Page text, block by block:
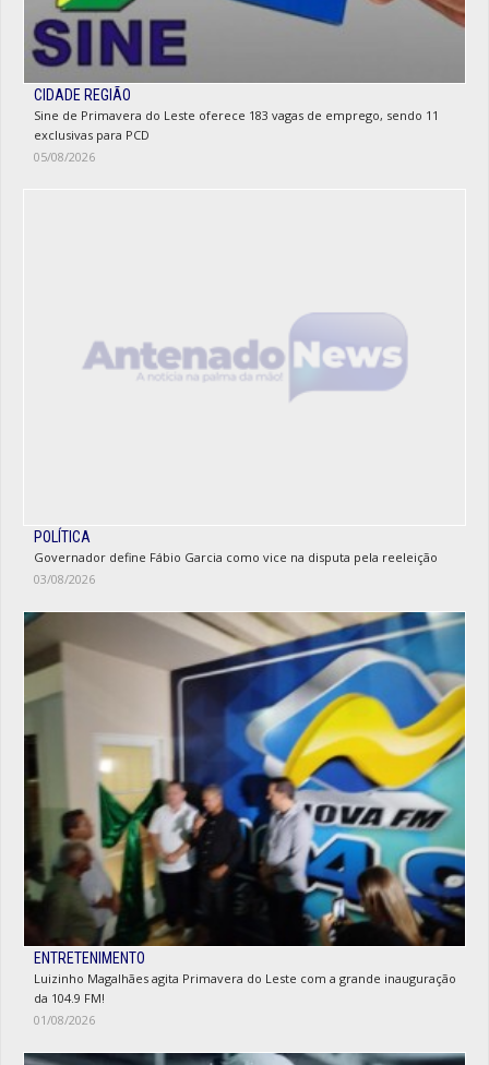
CIDADE REGIÃO
Sine de Primavera do Leste oferece 183 vagas de emprego, sendo 11
exclusivas para PCD
05/08/2026
POLÍTICA
Governador define Fábio Garcia como vice na disputa pela reeleição
03/08/2026
ENTRETENIMENTO
Luizinho Magalhães agita Primavera do Leste com a grande inauguração
da 104.9 FM!
01/08/2026